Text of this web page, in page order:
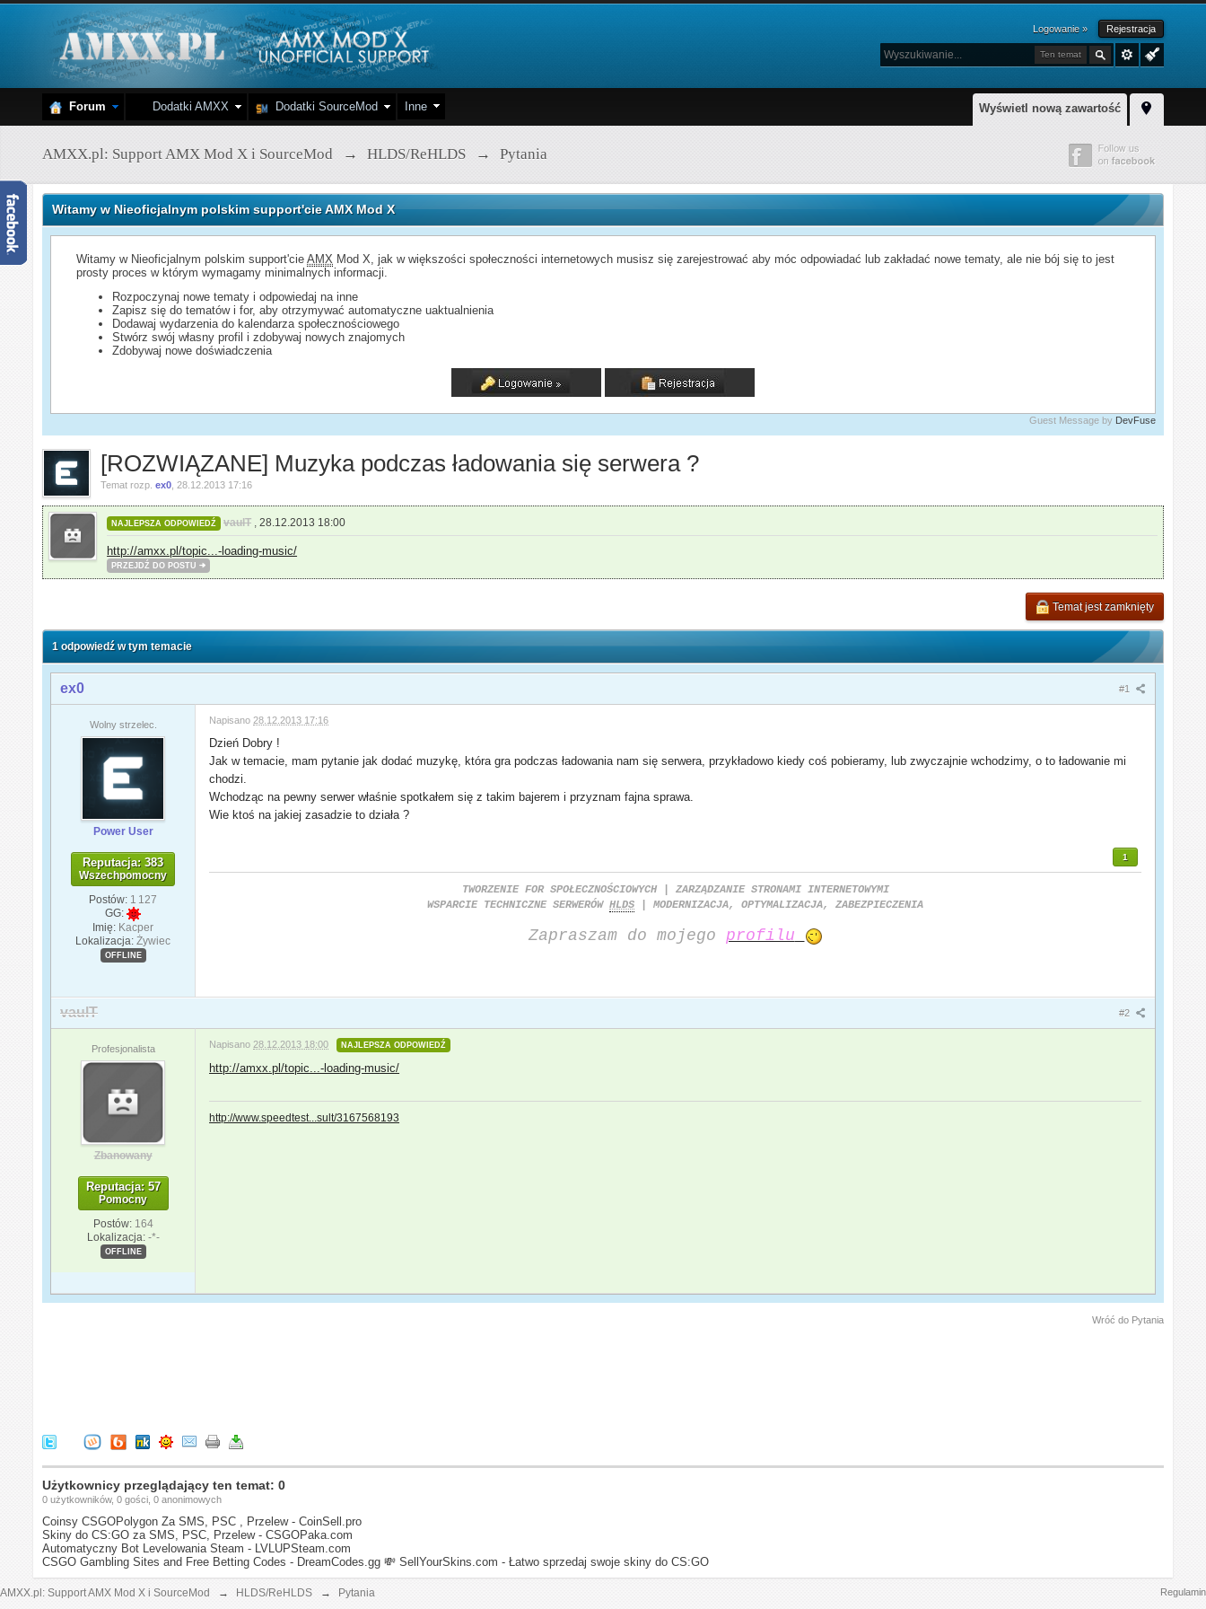
Logowanie » Rejestracja
Ten temat
Wyświetl nową zawartość
Forum Dodatki AMXX Dodatki SourceMod Inne
AMXX.pl: Support AMX Mod X i SourceMod → HLDS/ReHLDS → Pytania
Witamy w Nieoficjalnym polskim support'cie AMX Mod X
Witamy w Nieoficjalnym polskim support'cieAMX Mod X, jak w większości społeczności internetowych musisz się zarejestrować aby móc odpowiadać lub zakładać nowe tematy, ale nie bój się to jest
prosty proces w którym wymagamy minimalnych informacji.
Rozpoczynaj nowe tematy i odpowiedaj na inne
Zapisz się do tematów i for, aby otrzymywać automatyczne uaktualnienia
Dodawaj wydarzenia do kalendarza społecznościowego
Stwórz swój własny profil i zdobywaj nowych znajomych
Zdobywaj nowe doświadczenia
Guest Message by DevFuse
[ROZWIĄZANE] Muzyka podczas ładowania się serwera ?
Temat rozp.ex0 28.12.2013 17:16
NAJLEPSZA ODPOWIEDŹ vaulT ,28.12.2013 18:00
http://amxx.pl/topic...-loading-music/
PRZEJDŹ DO POSTU
Temat jest zamknięty
1 odpowiedź w tym temacie
#1
ex0
Wolny strzelec.
Power User
Reputacja: 383
Wszechpomocny
Postów: 1 127
GG:
Imię: Kacper
Lokalizacja: Żywiec
OFFLINE
Napisano 28.12.2013 17:16
Dzień Dobry !
Jak w temacie, mam pytanie jak dodać muzykę, która gra podczas ładowania nam się serwera, przykładowo kiedy coś pobieramy, lub zwyczajnie wchodzimy, o to ładowanie mi
chodzi.
Wchodząc na pewny serwer właśnie spotkałem się z takim bajerem i przyznam fajna sprawa.
Wie ktoś na jakiej zasadzie to działa ?
1
TWORZENIE FOR SPOŁECZNOŚCIOWYCH | ZARZĄDZANIE STRONAMI INTERNETOWYMI
WSPARCIE TECHNICZNE SERWERÓW HLDS | MODERNIZACJA, OPTYMALIZACJA, ZABEZPIECZENIA
Zapraszam do mojego profilu
#2
vaulT
Profesjonalista
Zbanowany
Reputacja: 57
Pomocny
Postów: 164
Lokalizacja: -*-
OFFLINE
Napisano 28.12.2013 18:00 NAJLEPSZA ODPOWIEDŹ
http://amxx.pl/topic...-loading-music/
http://www.speedtest...sult/3167568193
Wróć do Pytania
Użytkownicy przeglądający ten temat: 0
0 użytkowników, 0 gości, 0 anonimowych
Coinsy CSGOPolygon Za SMS, PSC , Przelew - CoinSell.pro
Skiny do CS:GO za SMS, PSC, Przelew - CSGOPaka.com
Automatyczny Bot Levelowania Steam - LVLUPSteam.com
CSGO Gambling Sites and Free Betting Codes - DreamCodes.gg 💸 SellYourSkins.com - Łatwo sprzedaj swoje skiny do CS:GO
AMXX.pl: Support AMX Mod X i SourceMod → HLDS/ReHLDS → Pytania Regulamin